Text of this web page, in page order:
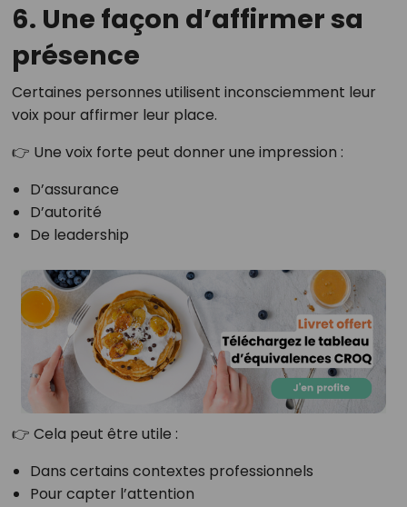
6. Une façon d’affirmer sa
présence
Certaines personnes utilisent inconsciemment leur
voix pour affirmer leur place.
👉 Une voix forte peut donner une impression :
D’assurance
D’autorité
De leadership
👉 Cela peut être utile :
Dans certains contextes professionnels
Pour capter l’attention